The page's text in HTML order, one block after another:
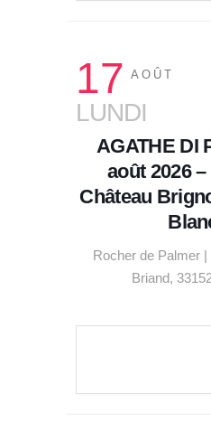
17 AOÛT
LUNDI
AGATHE DI
août 2026
Château
Rocher de Palmer
Briand,